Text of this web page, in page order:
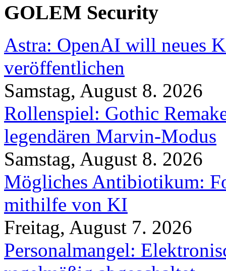
GOLEM Security
Astra: OpenAI will neues
veröffentlichen
Samstag, August 8. 2026
Rollenspiel: Gothic
legendären Marvin-Modus
Samstag, August 8. 2026
Mögliches Antibiotikum:
mithilfe von KI
Freitag, August 7. 2026
Personalmangel: